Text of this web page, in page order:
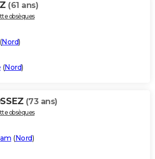
(61 ans)
obsèques
(Nord)
(Nord)
(73 ans)
obsèques
(Nord)